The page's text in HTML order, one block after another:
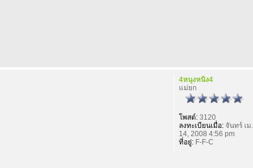
4หนุงหนิง4
แม่ยก
โพสต์:3120
ลงทะเบียนเมื่อ:จันทร์ เม
14, 2008 4:56 pm
ที่อยู่:F-F-C